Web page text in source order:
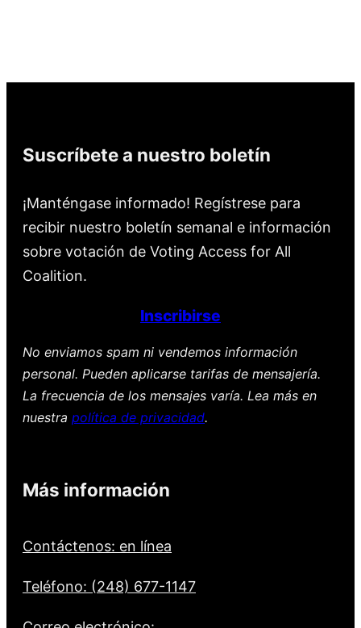
Suscríbete a nuestro boletín
¡Manténgase informado! Regístrese para
recibir nuestro boletín semanal e información
sobre votación de Voting Access for All
Coalition.
Inscribirse
No enviamos spam ni vendemos información
personal. Pueden aplicarse tarifas de mensajería.
La frecuencia de los mensajes varía. Lea más en
nuestra política de privacidad.
Más información
Contáctenos: en línea
Teléfono: (248) 677-1147